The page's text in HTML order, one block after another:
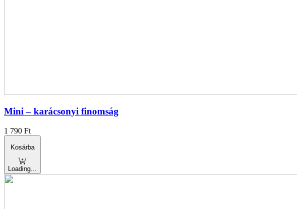
Mini – karácsonyi finomság
1 790 Ft
Kosárba
Loading...